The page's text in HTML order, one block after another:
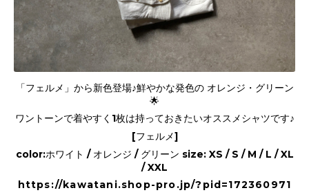
「フェルメ」から新色登場♪鮮やかな発色の オレンジ・グリーン
🌟
ワントーンで着やすく1枚は持っておきたいオススメシャツです♪
[フェルメ]
color:ホワイト / オレンジ / グリーン size: XS / S / M / L / XL
/ XXL
https://kawatani.shop-pro.jp/?pid=172360971